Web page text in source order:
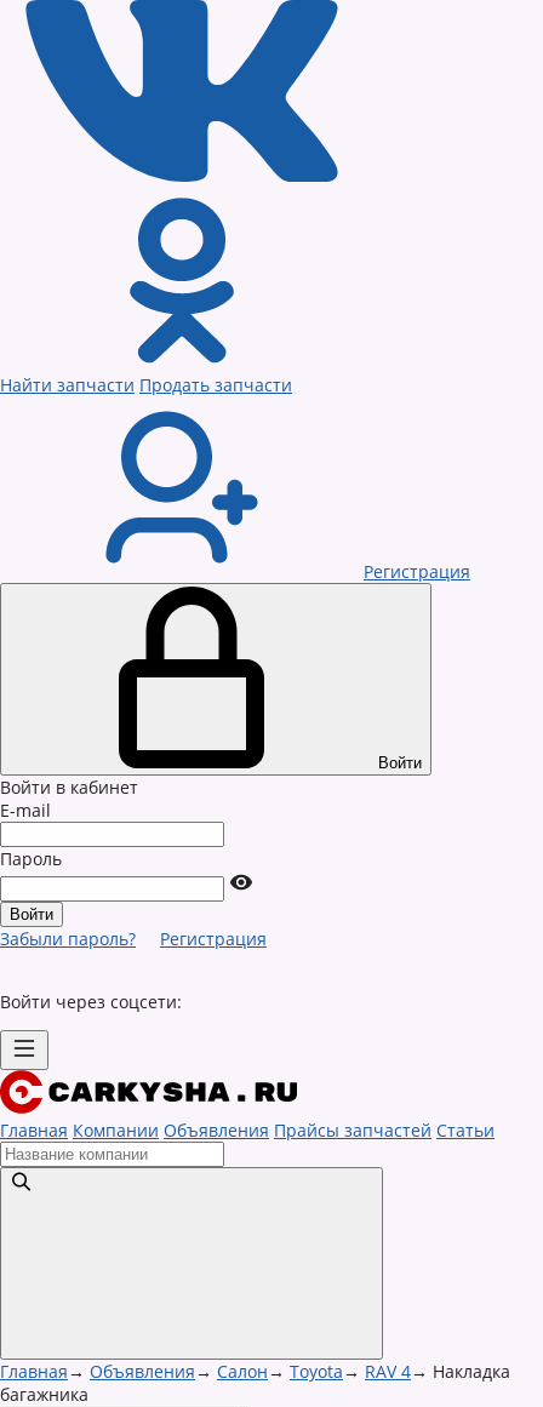
Найти запчасти Продать запчасти
Регистрация
Войти
Войти в кабинет
E-mail
Пароль
Забыли пароль? Регистрация
Войти через соцсети:
Главная Компании Объявления Прайсы запчастей Статьи
Главная→ Объявления→ Салон→ Toyota→ RAV 4→ Накладка
багажника